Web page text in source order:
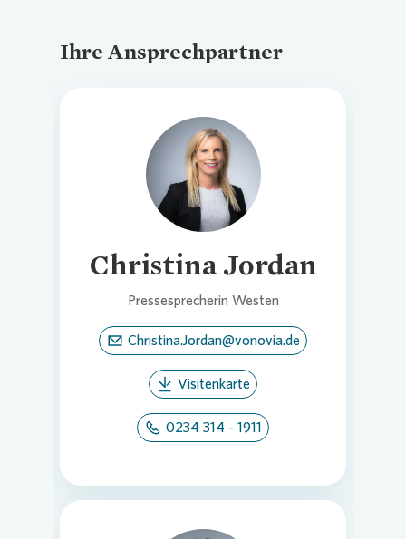
Ihre Ansprechpartner
Loading...
Christina Jordan
Pressesprecherin Westen
Christina.Jordan@vonovia.de
Visitenkarte
0234 314 - 1911